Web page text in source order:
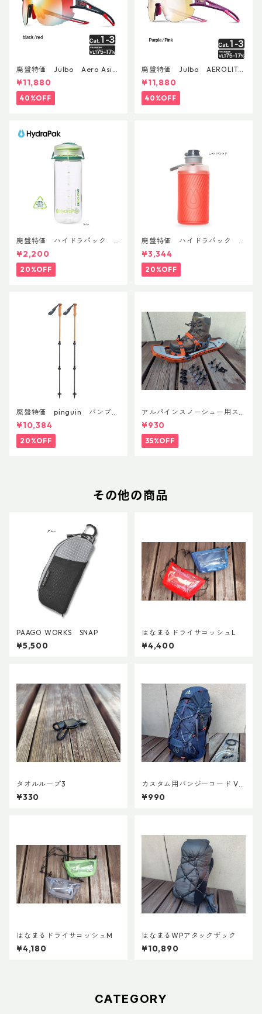
廃盤特価 Julbo Aero Asia
nFit
¥11,880
40%OFF
廃盤特価 Julbo AEROLITE
AsianFit
¥11,880
40%OFF
廃盤特価 ハイドラパック
リーコン ツイスト＆シップ 50
0ml
¥2,200
20%OFF
廃盤特価 ハイドラパック
フラックス 750ml
¥3,344
20%OFF
廃盤特価 pinguin バンブー
FLフォーム(ペア)
¥10,384
20%OFF
アルパインスノーシュー用ス
トラップキャッチ(ペア)
¥930
35%OFF
その他の商品
PAAGO WORKS SNAP
¥5,500
はなまるドライサコッシュL
¥4,400
タオルループ3
¥330
カスタム用バンジーコード Ve
r.3
¥990
はなまるドライサコッシュM
¥4,180
はなまるWPアタックザック
¥10,890
CATEGORY